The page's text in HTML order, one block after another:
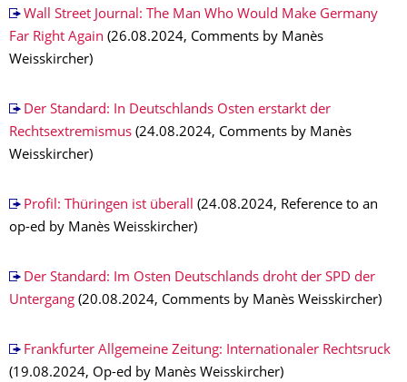
Wall Street Journal: The Man Who Would Make Germany
Far Right Again (26.08.2024, Comments by Manès
Weisskircher)
Der Standard: In Deutschlands Osten erstarkt der
Rechtsextremismus (24.08.2024, Comments by Manès
Weisskircher)
Profil: Thüringen ist überall (24.08.2024, Reference to an
op-ed by Manès Weisskircher)
Der Standard: Im Osten Deutschlands droht der SPD der
Untergang (20.08.2024, Comments by Manès Weisskircher)
Frankfurter Allgemeine Zeitung: Internationaler Rechtsruck
(19.08.2024, Op-ed by Manès Weisskircher)